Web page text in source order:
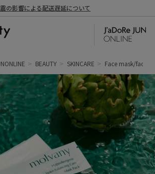
の影響による配送遅延について
BEAUTY SKINCARE Face mask/face